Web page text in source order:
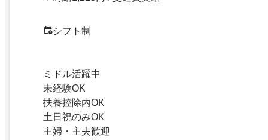
シフト制
ミドル活躍中
未経験OK
扶養控除内OK
土日祝のみOK
主婦・主夫歓迎